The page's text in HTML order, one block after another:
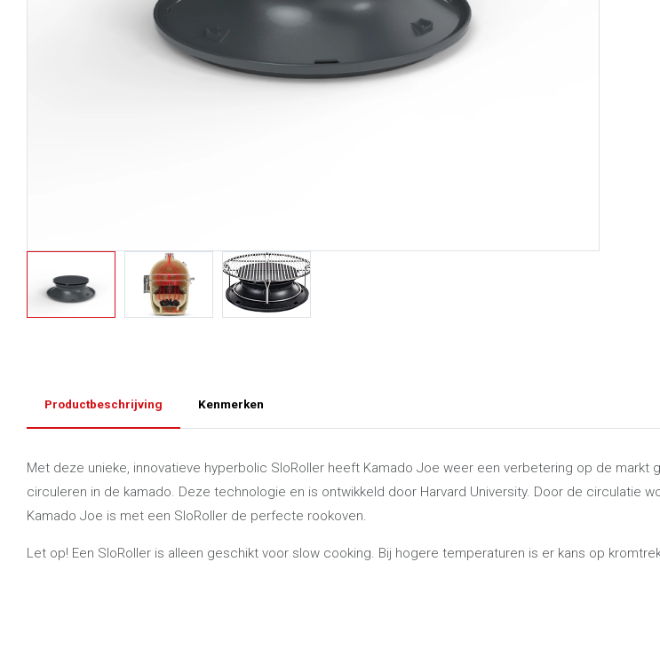
Productbeschrijving Kenmerken
Met deze unieke, innovatieve hyperbolic SloRoller heeft Kamado Joe weer een verbetering op de
circuleren in de kamado. Deze technologie en is ontwikkeld door Harvard University. Door de circulatie
Kamado Joe is met een SloRoller de perfecte rookoven.
Let op! Een SloRoller is alleen geschikt voor slow cooking. Bij hogere temperaturen is er kans op